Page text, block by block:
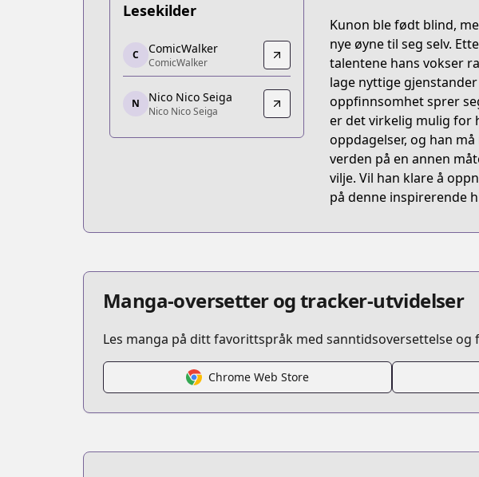
Lesekilder
ComicWalker
ComicWalker
https://comic-walker.com/contents/detail/
Nico Nico Seiga
Nico Nico Seiga
https://seiga.nicovideo.jp/comic/58094
C ComicWalker
ComicWalker
N Nico Nico Seiga
Nico Nico Seiga
Kunon ble født blind,
nye øyne til seg selv.
talentene hans vokser
lage nyttige
oppfinnsomhet sprer
er det virkelig mulig for
oppdagelser, og han
verden på en annen
vilje. Vil han klare å
på denne inspirerende
Manga-oversetter og tracker-utvidelser
Les manga på ditt favorittspråk med sanntidsoversettelse
Chrome Web Store